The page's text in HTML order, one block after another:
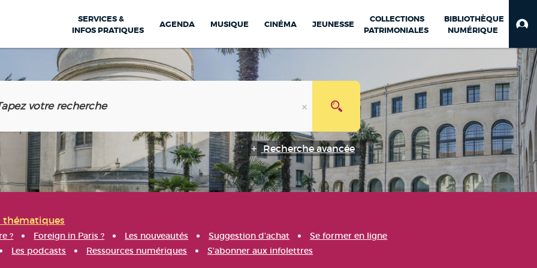
SERVICES &
INFOS PRATIQUES
AGENDA MUSIQUE CINÉMA JEUNESSE
COLLECTIONS
PATRIMONIALES
BIBLIOTHÈQUE
NUMÉRIQUE
Recherche avancée
thématiques
? Foreign in Paris ? Les nouveautés Suggestion d'achat
Se former en ligne
Les podcasts Ressources numériques S'abonner aux infolettres